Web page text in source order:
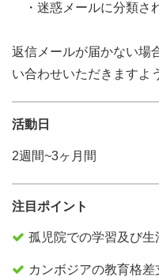
・迷惑メールに分類さ
返信メールが届かない場
い合わせいただきますよ
活動日
2週間~3ヶ月間
注目ポイント
孤児院での学習及び生
カンボジアの教育格差